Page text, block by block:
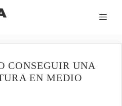
CONSEGUIR UNA
EN MEDIO